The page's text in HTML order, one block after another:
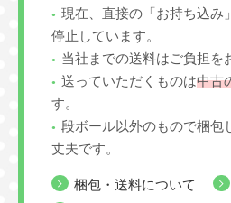
現在、直接の「お持ち込み
停止しています。
当社までの送料はご負担を
送っていただくものは中古
す。
段ボール以外のもので梱包
丈夫です。
梱包・送料について